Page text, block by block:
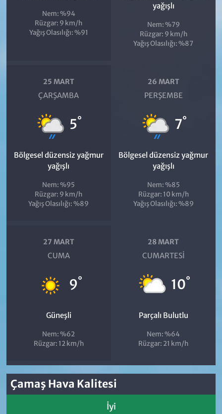
Nem: %94
Rüzgar: 9 km/h
Yağış Olasılığı: %91
yağışlı
Nem: %79
Rüzgar: 9 km/h
Yağış Olasılığı: %87
25 MART
ÇARŞAMBA
5°
Bölgesel düzensiz yağmur
yağışlı
Nem: %95
Rüzgar: 9 km/h
Yağış Olasılığı: %89
26 MART
PERŞEMBE
7°
Bölgesel düzensiz yağmur
yağışlı
Nem: %85
Rüzgar: 10 km/h
Yağış Olasılığı: %89
27 MART
CUMA
9°
Güneşli
Nem: %62
Rüzgar: 12 km/h
28 MART
CUMARTESI
10°
Parçalı Bulutlu
Nem: %64
Rüzgar: 21 km/h
Çamaş Hava Kalitesi
İyi